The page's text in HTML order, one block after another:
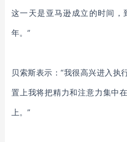
这一天是亚马逊成立的时间，
年。”
贝索斯表示： “我很高兴进入执
置上我将把精力和注意力集中
上。 ”